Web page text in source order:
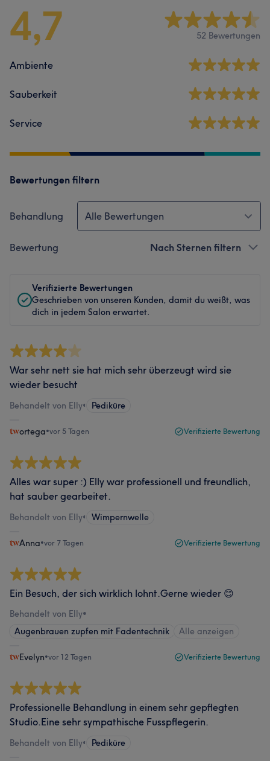
4,7 52 Bewertungen
Ambiente
Sauberkeit
Service
Bewertungen filtern
Behandlung Alle Bewertungen
Bewertung Nach Sternen filtern
Verifizierte Bewertungen
Geschrieben von unseren Kunden, damit du weißt, was
dich in jedem Salon erwartet.
War sehr nett sie hat mich sehr überzeugt wird sie
wieder besucht
Behandelt von Elly• Pediküre
ortega•vor 5 Tagen Verifizierte Bewertung
Alles war super :) Elly war professionell und freundlich,
hat sauber gearbeitet.
Behandelt von Elly• Wimpernwelle
Anna•vor 7 Tagen Verifizierte Bewertung
Ein Besuch, der sich wirklich lohnt.Gerne wieder 😊
Behandelt von Elly•
Augenbrauen zupfen mit Fadentechnik
Alle anzeigen
Evelyn•vor 12 Tagen Verifizierte Bewertung
Professionelle Behandlung in einem sehr gepflegten
Studio.Eine sehr sympathische Fusspflegerin.
Behandelt von Elly• Pediküre